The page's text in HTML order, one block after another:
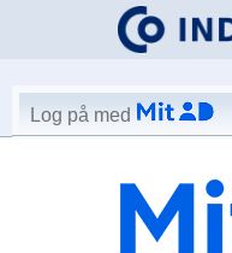
Log på med